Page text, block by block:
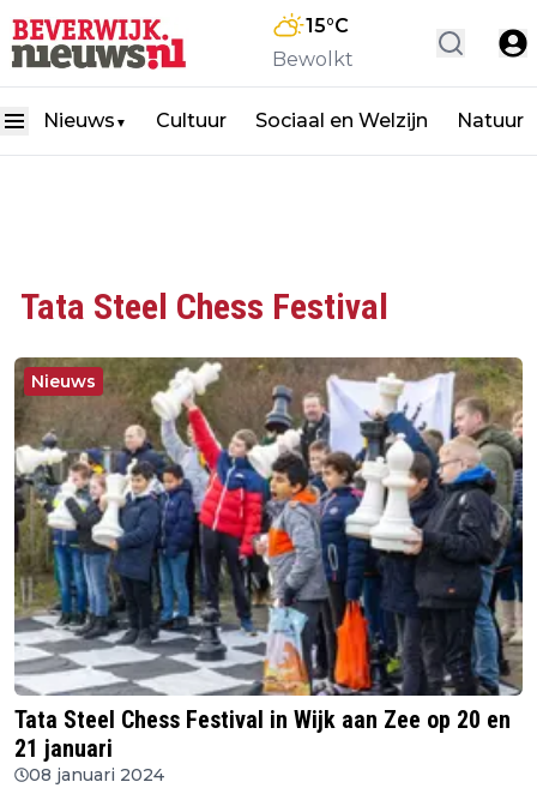
15°C
Bewolkt
Nieuws ▼ Cultuur Sociaal en Welzijn Natuur
Tata Steel Chess Festival
Nieuws
Tata Steel Chess Festival in Wijk aan Zee op 20 en
21 januari
08 januari 2024